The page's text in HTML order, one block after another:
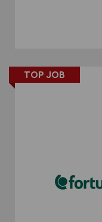
TOP JOB